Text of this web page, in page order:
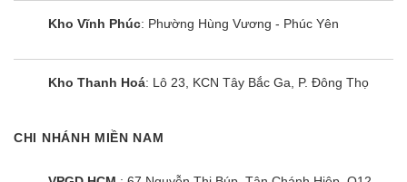
được xác minh bởi BAF
Kho Vĩnh Phúc: Phường Hùng Vương - Phúc Yên
Kho Thanh Hoá: Lô 23, KCN Tây Bắc Ga, P. Đông Thọ
CHI NHÁNH MIỀN NAM